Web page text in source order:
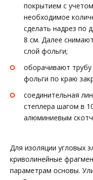
покрытием с
необходимое
сделать надрез по
8 см. Далее
слой фольги;
оборачивают
фольги по краю
соединительная
степлера шагом в
алюминиевым
Для изоляции угловых
криволинейные
параметрам основы.